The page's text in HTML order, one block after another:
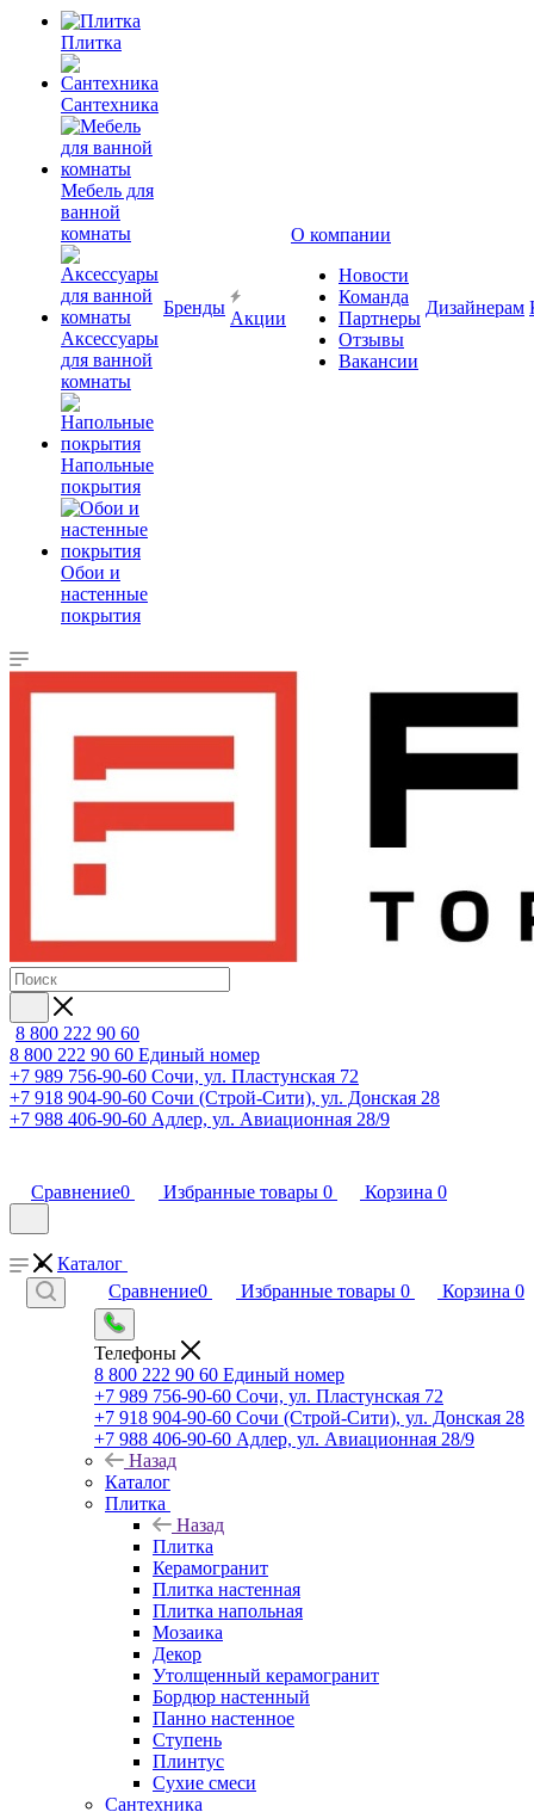
Плитка
Сантехника
Мебель для
ванной
комнаты
Аксессуары
для ванной
комнаты
Напольные
покрытия
Обои и
настенные
покрытия
Бренды
Акции
О компании
Новости
Команда
Партнеры
Отзывы
Вакансии
Дизайнерам
8 800 222 90 60
8 800 222 90 60 Единый номер
+7 989 756-90-60 Сочи, ул. Пластунская 72
+7 918 904-90-60 Сочи (Строй-Сити), ул. Донская 28
+7 988 406-90-60 Адлер, ул. Авиационная 28/9
Сравнение0 Избранные товары 0 Корзина 0
Сравнение0 Избранные товары 0 Корзина 0
Телефоны
8 800 222 90 60 Единый номер
+7 989 756-90-60 Сочи, ул. Пластунская 72
+7 918 904-90-60 Сочи (Строй-Сити), ул. Донская 28
+7 988 406-90-60 Адлер, ул. Авиационная 28/9
Каталог
Назад
Каталог
Плитка
Назад
Плитка
Керамогранит
Плитка настенная
Плитка напольная
Мозаика
Декор
Утолщенный керамогранит
Бордюр настенный
Панно настенное
Ступень
Плинтус
Сухие смеси
Сантехника